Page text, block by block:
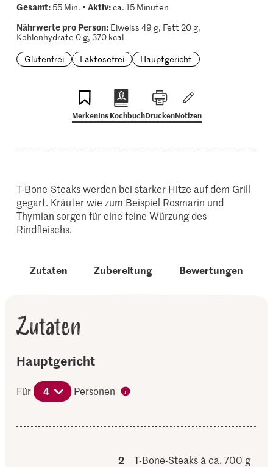
Gesamt:55 Min. • Aktiv:ca. 15 Minuten
Nährwerte pro Person:Eiweiss 49 g, Fett 20 g,
Kohlenhydrate 0 g, 370 kcal
Glutenfrei
Laktosefrei Hauptgericht
MerkenIns KochbuchDruckenNotizen
T-Bone-Steaks werden bei starker Hitze auf dem Grill
gegart. Kräuter wie zum Beispiel Rosmarin und
Thymian sorgen für eine feine Würzung des
Rindfleischs.
Zutaten Zubereitung Bewertungen
Zutaten
Hauptgericht
Für 4 Personen
2
T-Bone-Steaks à ca. 700 g